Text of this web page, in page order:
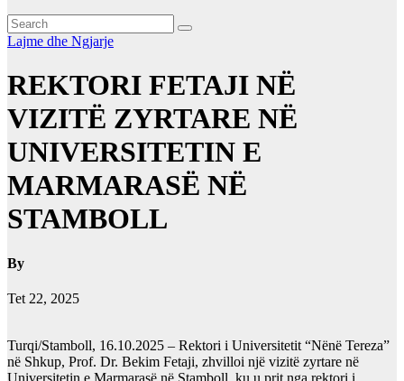
Lajme dhe Ngjarje
REKTORI FETAJI NË
VIZITË ZYRTARE NË
UNIVERSITETIN E
MARMARASË NË
STAMBOLL
By
Tet 22, 2025
Turqi/Stamboll, 16.10.2025 – Rektori i Universitetit “Nënë Tereza”
në Shkup, Prof. Dr. Bekim Fetaji, zhvilloi një vizitë zyrtare në
Universitetin e Marmarasë në Stamboll, ku u prit nga rektori i